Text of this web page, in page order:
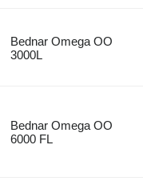
Bednar Omega OO
3000L
Bednar Omega OO
6000 FL